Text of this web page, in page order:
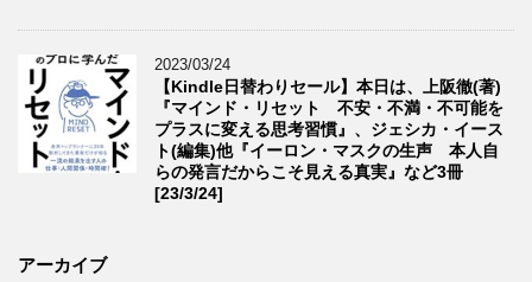
2023/03/24
【Kindle日替わりセール】本日は、上阪徹(著)
『マインド・リセット 不安・不満・不可能を
プラスに変える思考習慣』、ジェシカ・イース
ト(編集)他『イーロン・マスクの生声 本人自
らの発言だからこそ見える真実』など3冊
[23/3/24]
アーカイブ